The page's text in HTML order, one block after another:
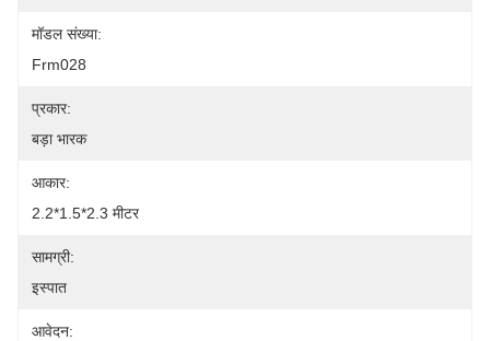
मॉडल संख्या:
Frm028
प्रकार:
बड़ा भारक
आकार:
2.2*1.5*2.3 मीटर
सामग्री:
इस्पात
आवेदन: